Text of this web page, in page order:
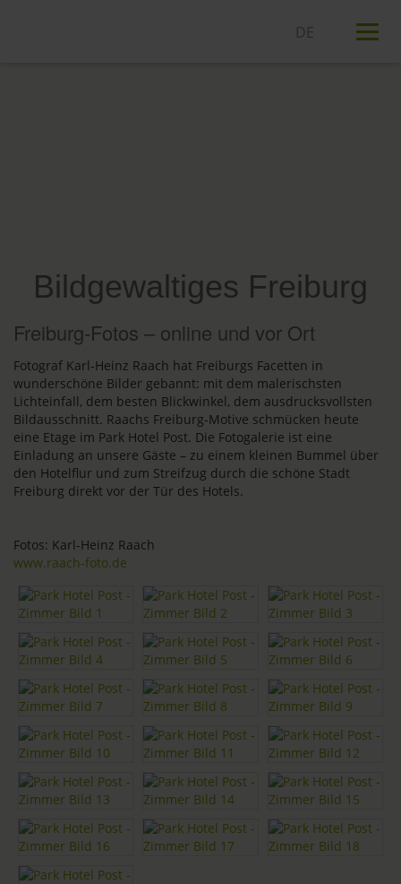
Bildgewaltiges Freiburg
Freiburg-Fotos – online und vor Ort
Fotograf Karl-Heinz Raach hat Freiburgs Facetten in
wunderschöne Bilder gebannt: mit dem malerischsten
Lichteinfall, dem besten Blickwinkel, dem ausdrucksvollsten
Bildausschnitt. Raachs Freiburg-Motive schmücken heute
eine Etage im Park Hotel Post. Die Fotogalerie ist eine
Einladung an unsere Gäste – zu einem kleinen Bummel über
den Hotelflur und zum Streifzug durch die schöne Stadt
Freiburg direkt vor der Tür des Hotels.
Fotos: Karl-Heinz Raach
www.raach-foto.de